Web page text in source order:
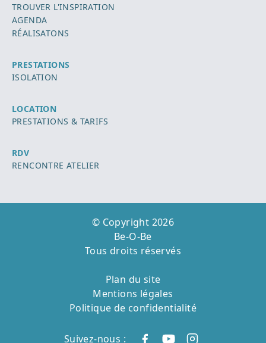
TROUVER L'INSPIRATION
AGENDA
RÉALISATONS
PRESTATIONS
ISOLATION
LOCATION
PRESTATIONS & TARIFS
RDV
RENCONTRE ATELIER
© Copyright 2026
Be-O-Be
Tous droits réservés
Plan du site
Mentions légales
Politique de confidentialité
Suivez-nous :